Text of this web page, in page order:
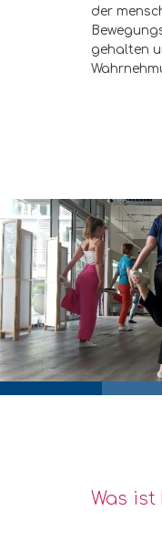
der
gehalten
Was